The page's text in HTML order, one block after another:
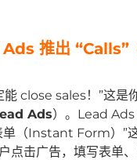
Ads 推出
close sales！”这
Ads）。Lead Ads
单（Instant Form）”
点击广告，填写表单、